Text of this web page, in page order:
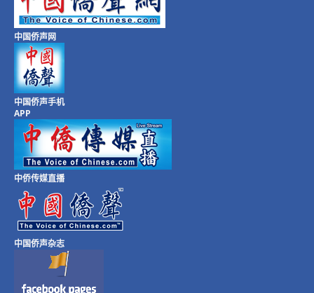
中国侨声网
中国侨声手机
APP
中侨传媒直播
中国侨声杂志